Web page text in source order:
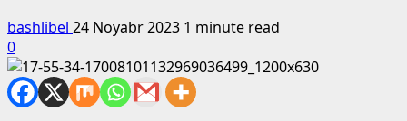
bashlibel 24 Noyabr 2023 1 minute read
0